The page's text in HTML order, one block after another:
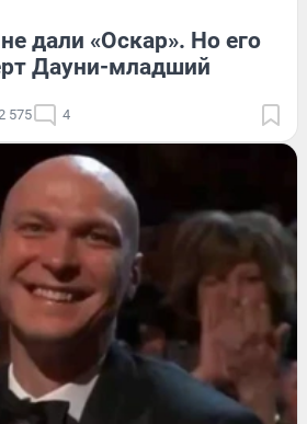
дали «Оскар». Но его
Дауни-младший
575 4